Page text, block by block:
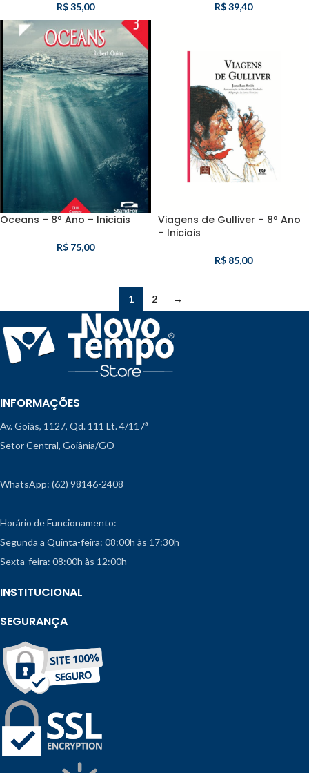
R$35,00 R$39,40
Oceans – 8º Ano – Iniciais
R$ 75,00
Viagens de Gulliver – 8º Ano
– Iniciais
R$ 85,00
1 2 →
INFORMAÇÕES
Av. Goiás, 1127, Qd. 111 Lt. 4/117ª
Setor Central, Goiânia/GO
WhatsApp: (62) 98146-2408
Horário de Funcionamento:
Segunda a Quinta-feira: 08:00h às 17:30h
Sexta-feira: 08:00h às 12:00h
INSTITUCIONAL
SEGURANÇA